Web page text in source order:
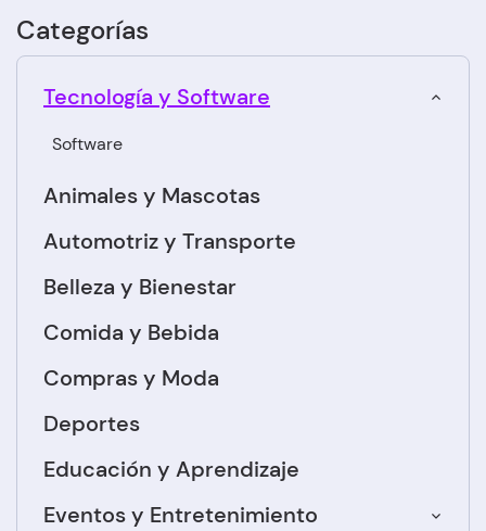
Categorías
Animales y Mascotas
Automotriz y Transporte
Belleza y Bienestar
Comida y Bebida
Compras y Moda
Deportes
Educación y Aprendizaje
Eventos y Entretenimiento
Tecnología y Software
Software